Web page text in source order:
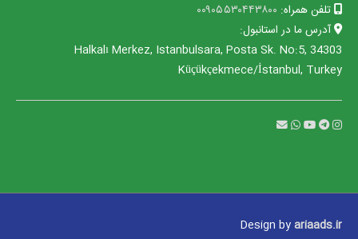
تلفن همراه: ۰۰۹۰۵۵۳۰۴۴۳۸۰۰
آدرس ما در استانبول:
Halkalı Merkez, Istanbulsara, Posta Sk. No:5, 34303
Küçükçekmece/İstanbul, Turkey
Design byariaads.ir